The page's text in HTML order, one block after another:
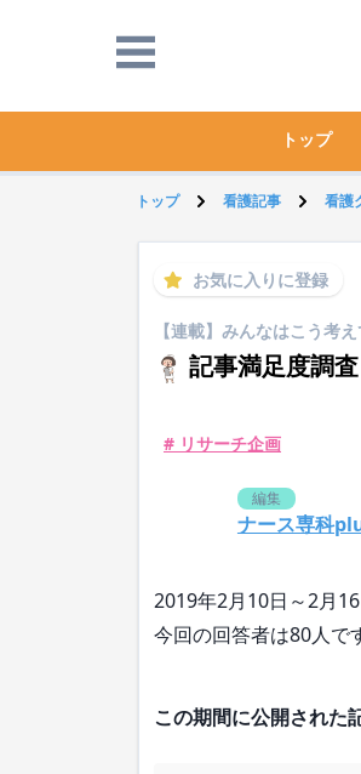
トップ
トップ 看護記事 看護
お気に入りに登録
【連載】みんなはこう考
記事満足度調
# リサーチ企画
編集
ナース専科
2019年2月10日～2月
今回の回答者は80人で
この期間に公開された